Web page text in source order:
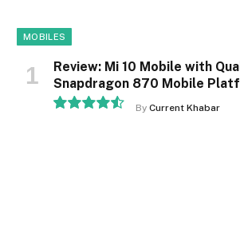
MOBILES
Review: Mi 10 Mobile with
Snapdragon 870 Mobile
By Current Khabar